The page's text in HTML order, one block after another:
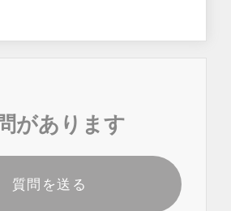
があります
質問を送る